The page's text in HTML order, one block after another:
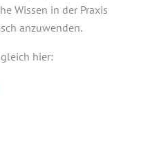
Wissen in der Praxis
anzuwenden.
hier: